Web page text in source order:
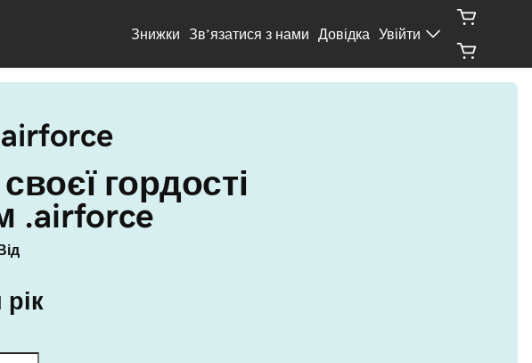
Знижки Зв’язатися з нами Довідка Увійти
гордості
.airforce
рік